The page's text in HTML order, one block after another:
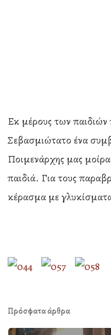
Εκ μέρους των
Σεβασμιώτατο ένα
Ποιμενάρχης μας
παιδιά. Για τους
κέρασμα με
Πρόσφατα άρθρα